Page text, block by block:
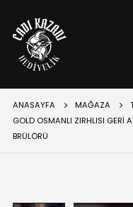
ANASAYFA MAĞAZA
GOLD OSMANLI ZIRHLISI GERI
BRÜLÖRÜ